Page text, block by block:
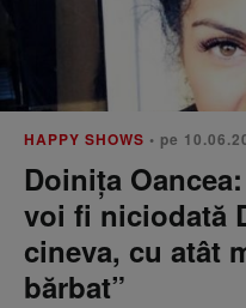
HAPPY SHOWS • pe
Doinița
voi fi niciodată
cineva, cu atât
bărbat”